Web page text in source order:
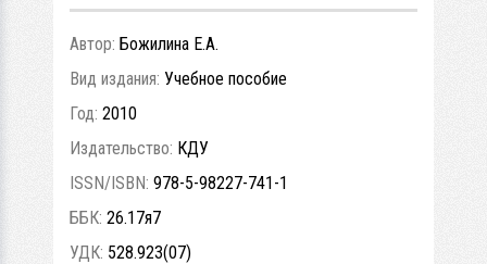
Автор: Божилина Е.А.
Вид издания: Учебное пособие
Год: 2010
Издательство: КДУ
ISSN/ISBN: 978-5-98227-741-1
ББК: 26.17я7
УДК: 528.923(07)